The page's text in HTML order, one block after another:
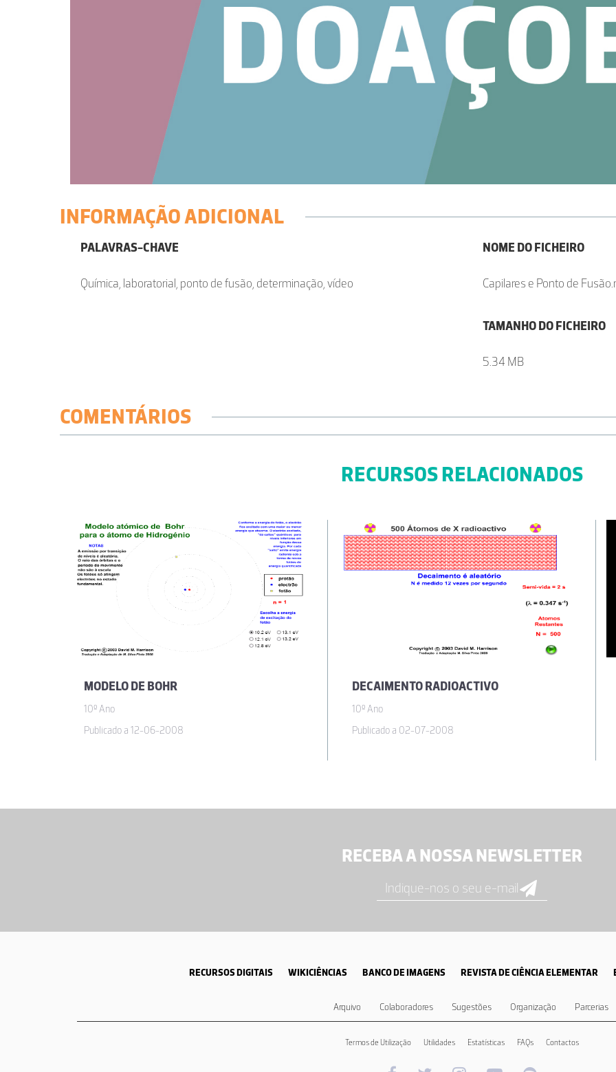
INFORMAÇÃO ADICIONAL
PALAVRAS-CHAVE
Química, laboratorial, ponto de fusão, determinação, vídeo
NOME DO FICHEIRO
Capilares e Ponto de
TAMANHO DO FICHEIRO
5.34 MB
COMENTÁRIOS
RECURSOS RELACIONADOS
MODELO DE BOHR
10º Ano
Publicado a 12-06-2008
DECAIMENTO RADIOACTIVO
10º Ano
Publicado a 02-07-2008
RECEBA A NOSSA NEWSLETTER
RECURSOS DIGITAIS WIKICIÊNCIAS BANCO DE IMAGENS REVISTA DE CIÊNCIA ELEMENTAR
Arquivo Colaboradores Sugestões Organização Parcerias
Termos de Utilização Utilidades Estatísticas FAQs Contactos